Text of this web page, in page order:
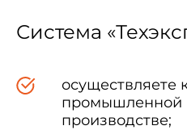
Система
осуществляете
промышленной
производстве;